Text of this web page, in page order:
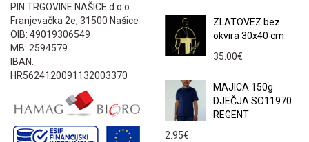
PIN TRGOVINE NAŠICE d.o.o.
Franjevačka 2e, 31500 Našice
OIB: 49019306549
MB: 2594579
IBAN:
HR5624120091132003370
ZLATOVEZ bez
okvira 30x40 cm
35.00€
MAJICA 150g
DJEČJA SO11970
REGENT
2.95€